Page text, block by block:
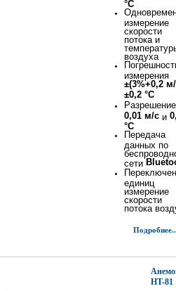
°С
измерение
скорости
потока и
воздуха
измерения
±(3%+0,2
±0,2 °С
Разрешение
0,01 м/с и
°С
Передача
данных по
сети
единиц
измерение
скорости
потока
HT-81